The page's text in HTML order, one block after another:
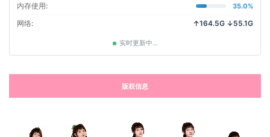
内存使用:
35.0%
网络: ↑164.5G ↓55.1G
实时更新中...
版权信息